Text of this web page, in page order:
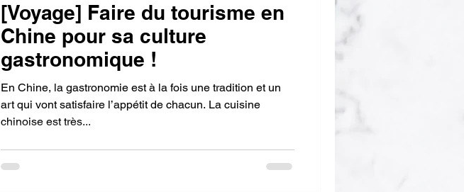
[Voyage] Faire du tourisme en
Chine pour sa culture
gastronomique !
En Chine, la gastronomie est à la fois une tradition et un
art qui vont satisfaire l’appétit de chacun. La cuisine
chinoise est très...